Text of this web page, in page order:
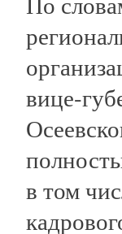
вице-
в том